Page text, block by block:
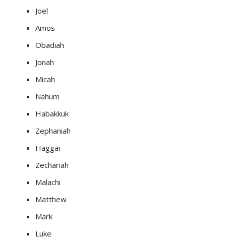
Joel
Amos
Obadiah
Jonah
Micah
Nahum
Habakkuk
Zephaniah
Haggai
Zechariah
Malachi
Matthew
Mark
Luke